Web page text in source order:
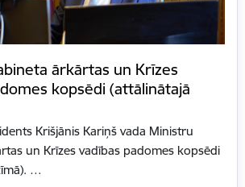
ārkārtas un Krīzes
kopsēdi (attālinātajā
Krišjānis Kariņš vada Ministru
un Krīzes vadības padomes kopsēdi
…